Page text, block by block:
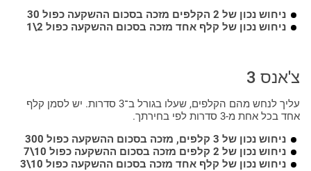
ניחוש נכון של 2 הקלפים מזכה בסכום ההשקעה כפול 30
ניחוש נכון של קלף אחד מזכה בסכום ההשקעה כפול 2\1
צ'אנס 3
עליך לנחש מהם הקלפים, שעלו בגורל ב־3 סדרות. יש לסמן קלף
אחד בכל אחת מ-3 סדרות לפי בחירתך.
ניחוש נכון של 3 קלפים, מזכה בסכום ההשקעה כפול 300
ניחוש נכון של 2 קלפים מזכה בסכום ההשקעה כפול 10\7
ניחוש נכון של קלף אחד מזכה בסכום ההשקעה כפול 10\3